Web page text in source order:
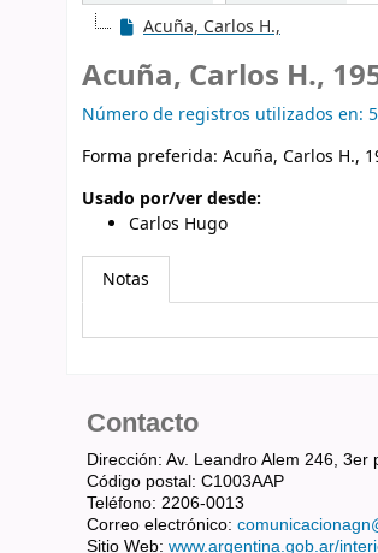
Acuña, Carlos H.,
Acuña, Carlos H.,
Número de registros utilizados en: 5
Forma preferida: Acuña, Carlos H.,
Usado por/ver desde:
Carlos Hugo
Notas
Contacto
Dirección: Av. Leandro Alem 246, 3er
Código postal: C1003AAP
Teléfono: 2206-0013
Correo electrónico:
Sitio Web: www.argentina.gob.ar/